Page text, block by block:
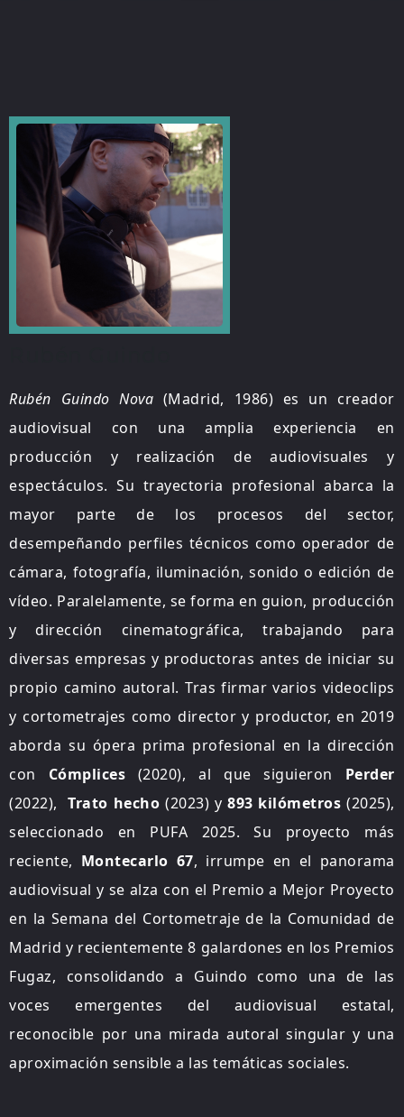
Rubén Guindo Nova (Madrid, 1986) es un creador
audiovisual con una amplia experiencia en
producción y realización de audiovisuales y
espectáculos. Su trayectoria profesional abarca la
mayor parte de los procesos del sector,
desempeñando perfiles técnicos como operador de
cámara, fotografía, iluminación, sonido o edición de
vídeo. Paralelamente, se forma en guion, producción
y dirección cinematográfica, trabajando para
diversas empresas y productoras antes de iniciar su
propio camino autoral. Tras firmar varios videoclips
y cortometrajes como director y productor, en 2019
aborda su ópera prima profesional en la dirección
con Cómplices (2020), al que siguieron Perder
(2022),Trato hecho (2023) y893 kilómetros (2025),
seleccionado en PUFA 2025. Su proyecto más
reciente, Montecarlo 67, irrumpe en el panorama
audiovisual y se alza con el Premio a Mejor Proyecto
en la Semana del Cortometraje de la Comunidad de
Madrid y recientemente 8 galardones en los Premios
Fugaz, consolidando a Guindo como una de las
voces emergentes del audiovisual estatal,
reconocible por una mirada autoral singular y una
aproximación sensible a las temáticas sociales.